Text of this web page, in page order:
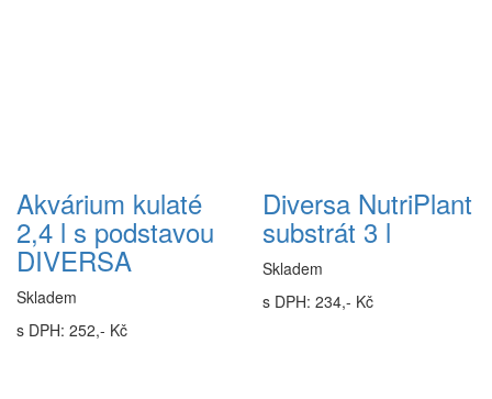
Akvárium kulaté
2,4 l s podstavou
DIVERSA
Skladem
s DPH: 252,- Kč
Diversa NutriPlant
substrát 3 l
Skladem
s DPH: 234,- Kč